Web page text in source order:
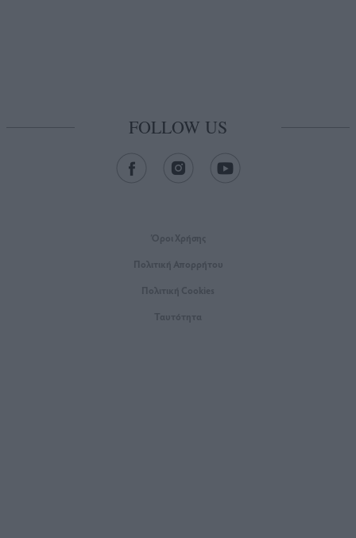
FOLLOW US
Όροι Xρήσης
Πολιτική Απορρήτου
Πολιτική Cookies
Ταυτότητα